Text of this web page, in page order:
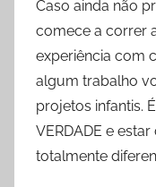
Caso ainda não
comece a correr
experiência com
algum trabalho
projetos infantis.
VERDADE e
totalmente